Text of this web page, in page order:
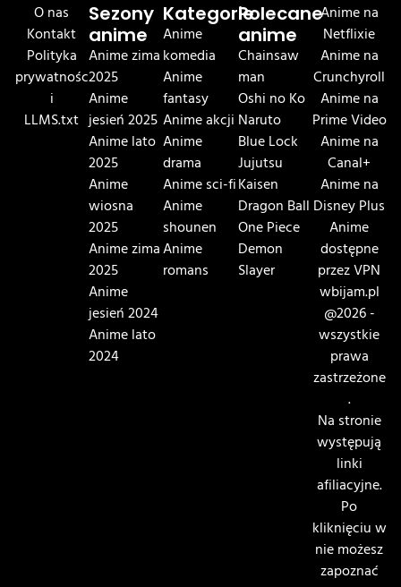
O nas
Kontakt
Polityka
prywatnośc
i
LLMS.txt
Sezony
anime
Anime zima
2025
Anime
jesień 2025
Anime lato
2025
Anime
wiosna
2025
Anime zima
2025
Anime
jesień 2024
Anime lato
2024
Kategorie
Anime
komedia
Anime
fantasy
Anime akcji
Anime
drama
Anime sci-fi
Anime
shounen
Anime
romans
Polecane
anime
Chainsaw
man
Oshi no Ko
Naruto
Blue Lock
Jujutsu
Kaisen
Dragon Ball
One Piece
Demon
Slayer
Anime na
Netflixie
Anime na
Crunchyroll
Anime na
Prime Video
Anime na
Canal+
Anime na
Disney Plus
Anime
dostępne
przez VPN
wbijam.pl
@2026 -
wszystkie
prawa
zastrzeżone
.
Na stronie
występują
linki
afiliacyjne.
Po
kliknięciu w
nie możesz
zapoznać